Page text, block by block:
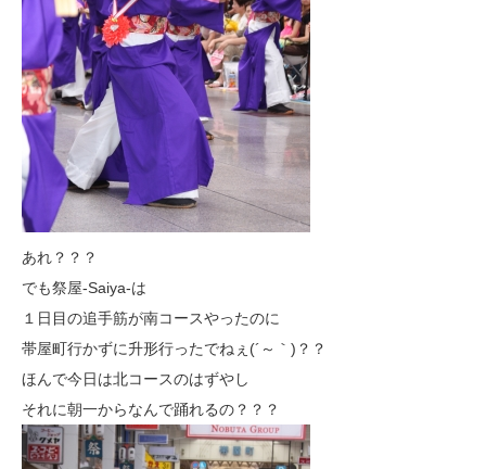
あれ？？？
でも祭屋-Saiya-は
１日目の追手筋が南コースやったのに
帯屋町行かずに升形行ったでねぇ(´～｀)？？
ほんで今日は北コースのはずやし
それに朝一からなんで踊れるの？？？